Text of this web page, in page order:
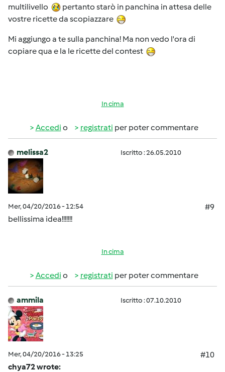
multilivello
pertanto starò in panchina in attesa delle
vostre ricette da scopiazzare
Mi aggiungo a te sulla panchina! Ma non vedo l'ora di
copiare qua e la le ricette del contest
In cima
Accedi o registrati per poter commentare
melissa2 Iscritto : 26.05.2010
Mer, 04/20/2016 - 12:54
#9
bellissima idea!!!!!!!
In cima
Accedi o registrati per poter commentare
ammila Iscritto : 07.10.2010
Mer, 04/20/2016 - 13:25
#10
chya72 wrote: